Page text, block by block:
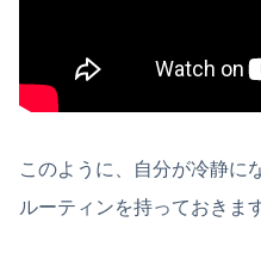
このように、自分が冷静に
ルーティンを持っておきま